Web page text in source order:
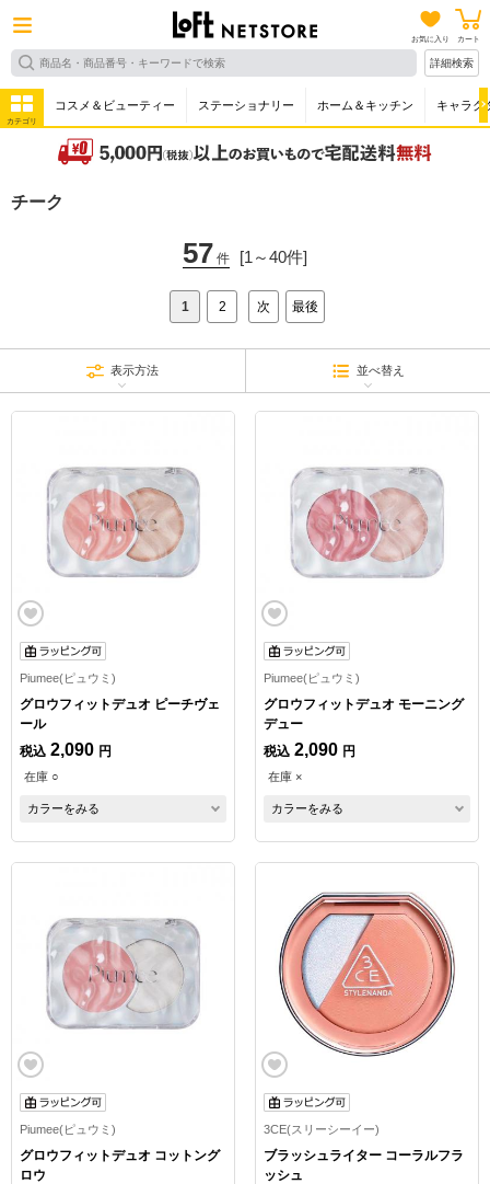
お気に入り カート
詳細検索
カテゴリ
コスメ＆ビューティー ステーショナリー ホーム＆キッチン キャラク
チーク
57 件 [1～40件]
1 2 次 最後
表示方法 並べ替え
Piumee(ピュウミ)
グロウフィットデュオ ピーチヴェ
ール
税込 2,090 円
在庫 ○
カラーをみる
Piumee(ピュウミ)
グロウフィットデュオ モーニング
デュー
税込 2,090 円
在庫 ×
カラーをみる
Piumee(ピュウミ)
グロウフィットデュオ コットング
ロウ
3CE(スリーシーイー)
ブラッシュライター コーラルフラ
ッシュ